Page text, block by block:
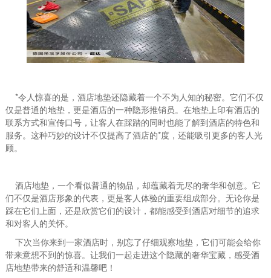
*令人惊喜的是，酒店地垫还隐藏着一个不为人知的秘密。它们不仅
仅是普通的地垫，更是酒店的一种隐形推销员。在地垫上印有酒店的
联系方式和宣传口号，让客人在踩踏的同时也能了解到酒店的特色和
服务。这种巧妙的设计不仅提高了酒店的*度，还能吸引更多的客人光
顾。
酒店地垫，一个看似普通的物品，却蕴藏着无尽的奢华和创意。它
们不仅是酒店形象的代表，更是客人体验的重要组成部分。无论你是
踩在它们上面，还是欣赏它们的设计，都能感受到酒店对细节的追求
和对客人的关怀。
下次当你来到一家酒店时，别忘了仔细观察地垫，它们可能会给你
带来意想不到的惊喜。让我们一起走进这个隐藏的奢华宝藏，感受酒
店地垫带来的舒适和温馨吧！